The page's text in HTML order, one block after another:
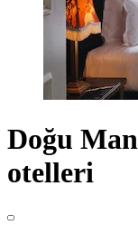
Doğu
otelleri